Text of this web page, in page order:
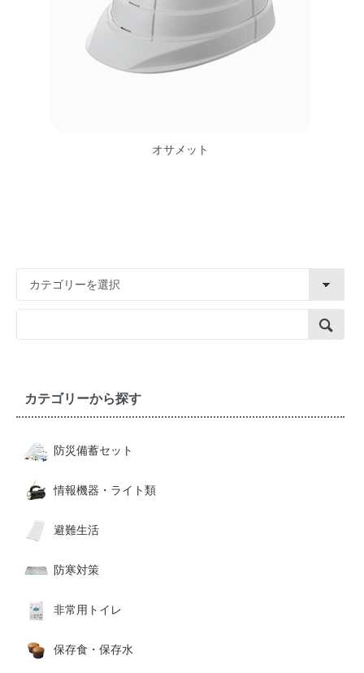
オサメット
カテゴリーから探す
防災備蓄セット
情報機器・ライト類
避難生活
防寒対策
非常用トイレ
保存食・保存水